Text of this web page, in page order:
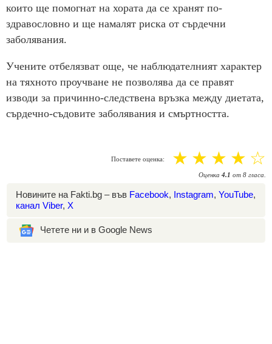
които ще помогнат на хората да се хранят по-
здравословно и ще намалят риска от сърдечни
заболявания.
Учените отбелязват още, че наблюдателният характер
на тяхното проучване не позволява да се правят
изводи за причинно-следствена връзка между диетата,
сърдечно-съдовите заболявания и смъртността.
Поставете оценка: ☆
☆
☆
☆
☆
Оценка 4.1 от 8 гласа.
Новините на Fakti.bg – във Facebook, Instagram, YouTube,
канал Viber, X
Четете ни и в Google News